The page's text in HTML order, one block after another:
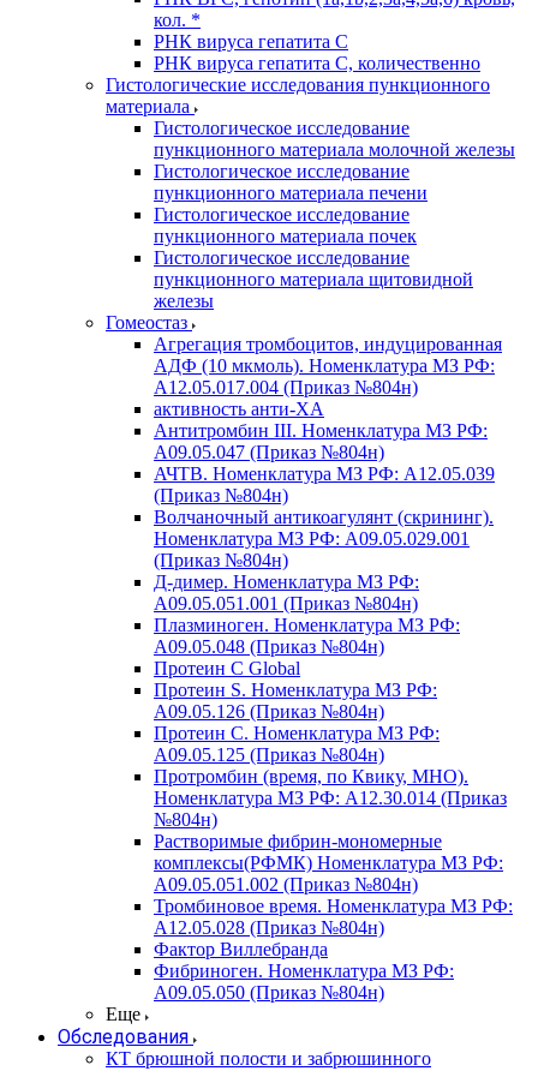
кол. *
РНК вируса гепатита C
РНК вируса гепатита C, количественно
Гистологические исследования пункционного
материала
Гистологическое исследование
пункционного материала молочной железы
Гистологическое исследование
пункционного материала печени
Гистологическое исследование
пункционного материала почек
Гистологическое исследование
пункционного материала щитовидной
железы
Гомеостаз
Агрегация тромбоцитов, индуцированная
АДФ (10 мкмоль). Номенклатура МЗ РФ:
A12.05.017.004 (Приказ №804н)
активность анти-ХА
Антитромбин III. Номенклатура МЗ РФ:
A09.05.047 (Приказ №804н)
АЧТВ. Номенклатура МЗ РФ: A12.05.039
(Приказ №804н)
Волчаночный антикоагулянт (скрининг).
Номенклатура МЗ РФ: A09.05.029.001
(Приказ №804н)
Д-димер. Номенклатура МЗ РФ:
A09.05.051.001 (Приказ №804н)
Плазминоген. Номенклатура МЗ РФ:
A09.05.048 (Приказ №804н)
Протеин C Global
Протеин S. Номенклатура МЗ РФ:
A09.05.126 (Приказ №804н)
Протеин С. Номенклатура МЗ РФ:
A09.05.125 (Приказ №804н)
Протромбин (время, по Квику, МНО).
Номенклатура МЗ РФ: A12.30.014 (Приказ
№804н)
Растворимые фибрин-мономерные
комплексы(РФМК) Номенклатура МЗ РФ:
A09.05.051.002 (Приказ №804н)
Тромбиновое время. Номенклатура МЗ РФ:
A12.05.028 (Приказ №804н)
Фактор Виллебранда
Фибриноген. Номенклатура МЗ РФ:
A09.05.050 (Приказ №804н)
Еще
Обследования
КТ брюшной полости и забрюшинного